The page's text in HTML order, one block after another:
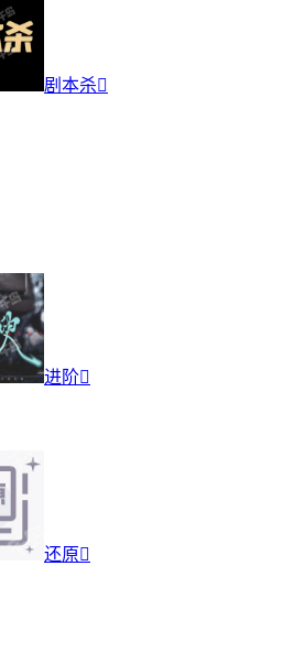
剧本杀
进阶
还原